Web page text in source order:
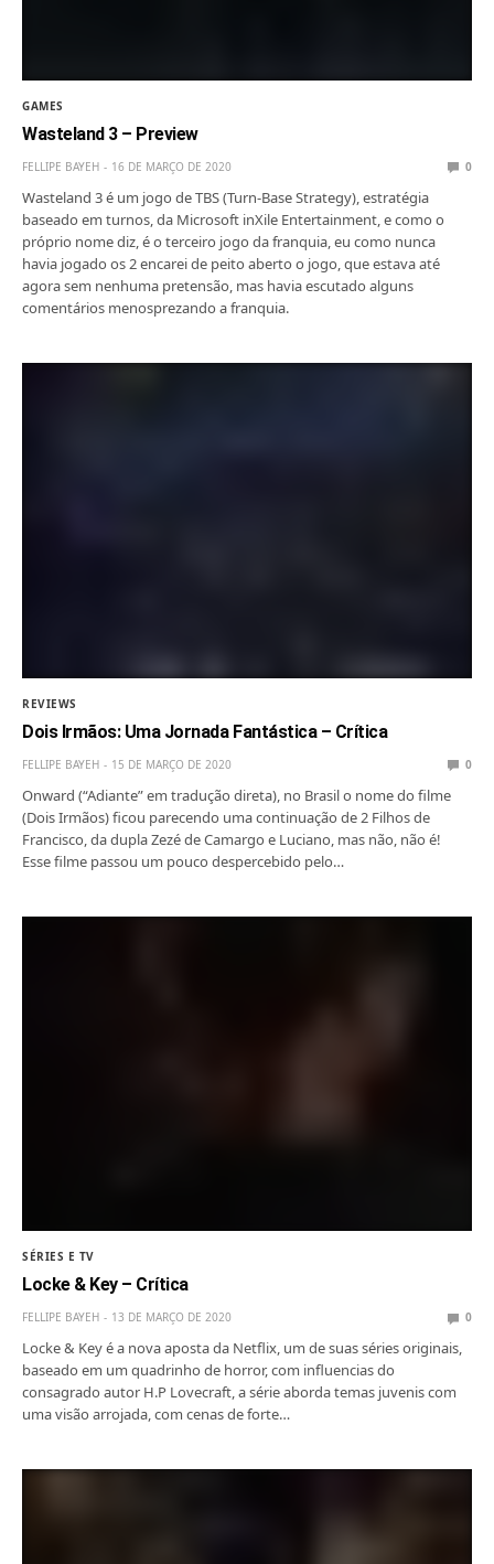
GAMES
Wasteland 3 – Preview
FELLIPE BAYEH 16 DE MARÇO DE 2020 0
Wasteland 3 é um jogo de TBS (Turn-Base Strategy), estratégia
baseado em turnos, da Microsoft inXile Entertainment, e como o
próprio nome diz, é o terceiro jogo da franquia, eu como nunca
havia jogado os 2 encarei de peito aberto o jogo, que estava até
agora sem nenhuma pretensão, mas havia escutado alguns
comentários menosprezando a franquia.
REVIEWS
Dois Irmãos: Uma Jornada Fantástica – Crítica
FELLIPE BAYEH 15 DE MARÇO DE 2020 0
Onward (“Adiante” em tradução direta), no Brasil o nome do filme
(Dois Irmãos) ficou parecendo uma continuação de 2 Filhos de
Francisco, da dupla Zezé de Camargo e Luciano, mas não, não é!
Esse filme passou um pouco despercebido pelo…
SÉRIES E TV
Locke & Key – Crítica
FELLIPE BAYEH 13 DE MARÇO DE 2020 0
Locke & Key é a nova aposta da Netflix, um de suas séries originais,
baseado em um quadrinho de horror, com influencias do
consagrado autor H.P Lovecraft, a série aborda temas juvenis com
uma visão arrojada, com cenas de forte…